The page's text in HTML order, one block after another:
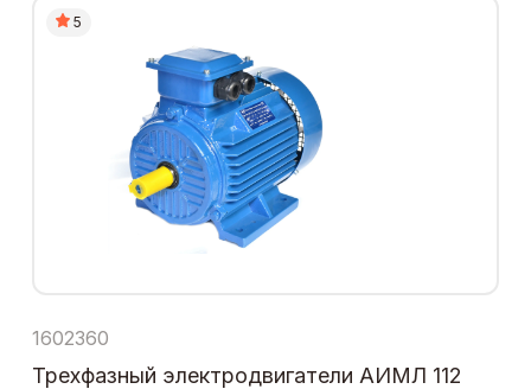
5
1602360
Трехфазный электродвигатели АИМЛ 112